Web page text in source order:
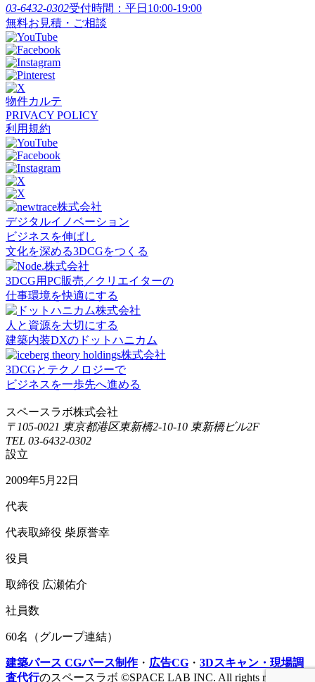
03-6432-0302受付時間：平日10:00-19:00
無料お見積・ご相談
物件カルテ
PRIVACY POLICY
利用規約
デジタルイノベーション
ビジネスを伸ばし
文化を深める3DCGをつくる
3DCG用PC販売／クリエイターの
仕事環境を快適にする
人と資源を大切にする
建築内装DXのドットハニカム
3DCGとテクノロジーで
ビジネスを一歩先へ進める
スペースラボ株式会社
〒105-0021 東京都港区東新橋2-10-10 東新橋ビル2F
TEL 03-6432-0302
設立
2009年5月22日
代表
代表取締役 柴原誉幸
役員
取締役 広瀬佑介
社員数
60名（グループ連結）
建築パース CGパース制作・ 広告CG ・ 3Dスキャン・現場調
査代行のスペースラボ ©SPACE LAB INC. All rights reserved.